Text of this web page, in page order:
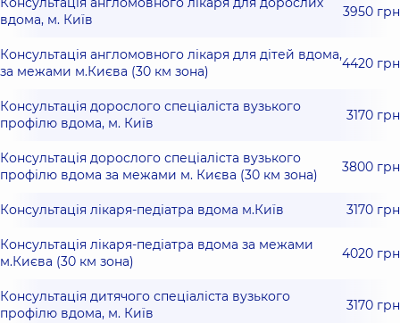
вдома, м. Київ
3950 грн
Консультація англомовного лікаря для дітей вдома,
за межами м.Києва (30 км зона)
4420 грн
Консультація дорослого спеціаліста вузького
профілю вдома, м. Київ
3170 грн
Консультація дорослого спеціаліста вузького
профілю вдома за межами м. Києва (30 км зона)
3800 грн
Консультація лікаря-педіатра вдома м.Київ 3170 грн
Консультація лікаря-педіатра вдома за межами
м.Києва (30 км зона)
4020 грн
Консультація дитячого спеціаліста вузького
профілю вдома, м. Київ
3170 грн